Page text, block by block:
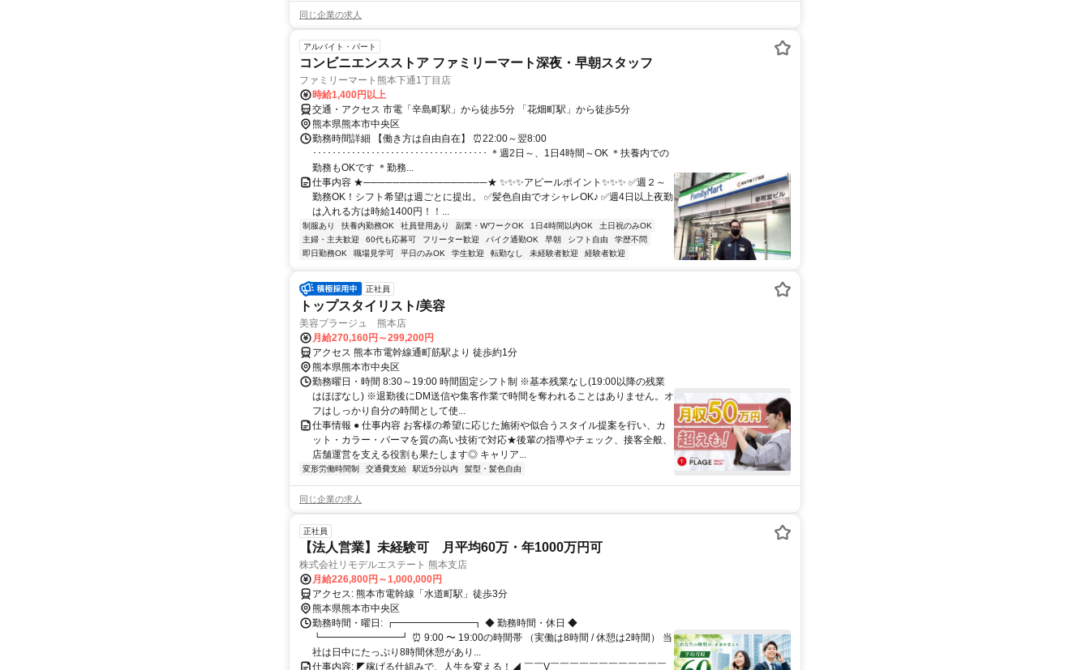
同じ企業の求人
アルバイト・パート
コンビニエンスストア ファミリーマート深夜・早朝スタッフ
ファミリーマート熊本下通1丁目店
時給1,400円以上
交通・アクセス 市電「辛島町駅」から徒歩5分 「花畑町駅」から徒歩5分
熊本県熊本市中央区
勤務時間詳細 【働き方は自由自在】 ⏰22:00～翌8:00
････････････････････････････････････ ＊週2日～、1日4時間～OK ＊扶養内での
勤務もOKです ＊勤務...
仕事内容 ★─────────────────★ ✨✨✨アピールポイント✨✨✨ ✅週２～
勤務OK！シフト希望は週ごとに提出。 ✅髪色自由でオシャレOK♪ ✅週4日以上夜勤
は入れる方は時給1400円！！...
制服あり 扶養内勤務OK 社員登用あり 副業・WワークOK 1日4時間以内OK
土日祝のみOK
主婦・主夫歓迎
60代も応募可 フリーター歓迎 バイク通勤OK 早朝 シフト自由
学歴不問
即日勤務OK
職場見学可 平日のみOK 学生歓迎 転勤なし 未経験者歓迎 経験者歓迎
正社員
トップスタイリスト/美容
美容プラージュ 熊本店
月給270,160円～299,200円
アクセス 熊本市電幹線通町筋駅より 徒歩約1分
熊本県熊本市中央区
勤務曜日・時間 8:30～19:00 時間固定シフト制 ※基本残業なし(19:00以降の残業
はほぼなし) ※退勤後にDM送信や集客作業で時間を奪われることはありません。オ
フはしっかり自分の時間として使...
仕事情報 ● 仕事内容 お客様の希望に応じた施術や似合うスタイル提案を行い、カ
ット・カラー・パーマを質の高い技術で対応★後輩の指導やチェック、接客全般、
店舗運営を支える役割も果たします◎ キャリア...
変形労働時間制 交通費支給 駅近5分以内 髪型・髪色自由
同じ企業の求人
正社員
【法人営業】未経験可 月平均60万・年1000万円可
株式会社リモデルエステート 熊本支店
月給226,800円～1,000,000円
アクセス: 熊本市電幹線「水道町駅」徒歩3分
熊本県熊本市中央区
勤務時間・曜日: ┏━━━━━━━━┓ ◆ 勤務時間・休日 ◆
┗━━━━━━━━┛ ⏰ 9:00 〜 19:00の時間帯 （実働は8時間 / 休憩は2時間） 当
社は日中にたっぷり8時間休憩があり...
仕事内容: ◤稼げる仕組みで、人生を変える！◢ ￣￣V￣￣￣￣￣￣￣￣￣￣￣￣